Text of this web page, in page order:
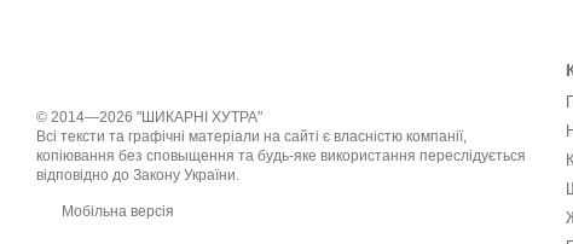
© 2014—2026 "ШИКАРНІ ХУТРА"
Всі тексти та графічні матеріали на сайті є власністю компанії,
копіювання без сповыщення та будь-яке використання переслідується
відповідно до Закону України.
Мобільна версія